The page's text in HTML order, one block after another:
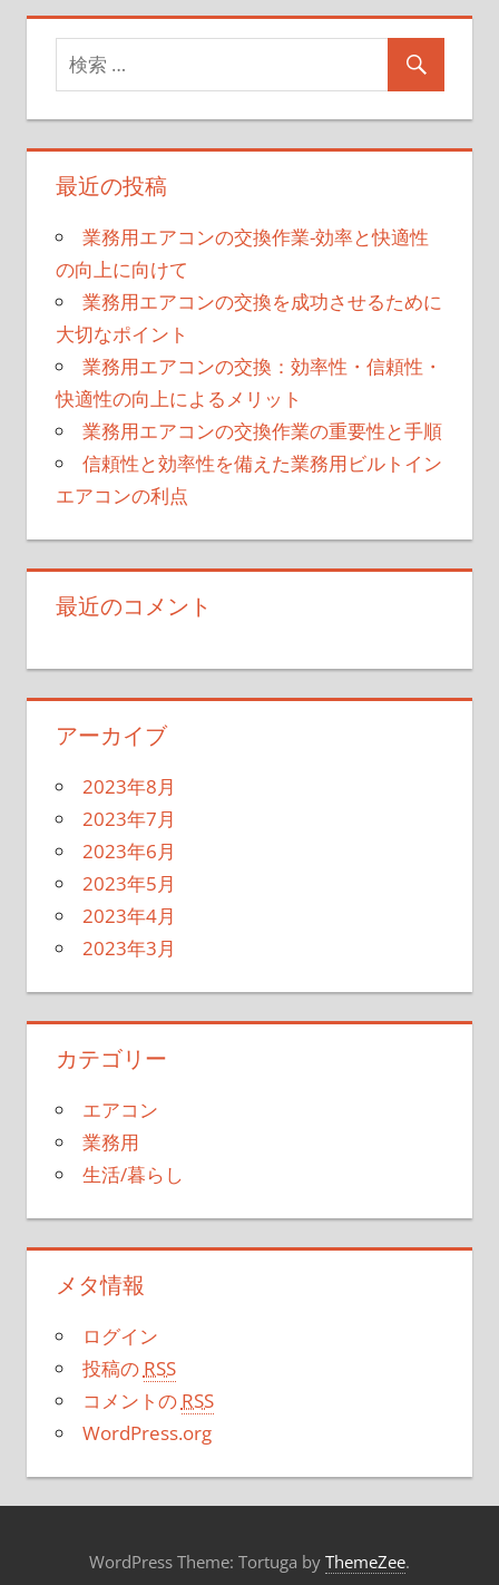
最近の投稿
業務用エアコンの交換作業-効率と快適性
の向上に向けて
業務用エアコンの交換を成功させるために
大切なポイント
業務用エアコンの交換：効率性・信頼性・
快適性の向上によるメリット
業務用エアコンの交換作業の重要性と手順
信頼性と効率性を備えた業務用ビルトイン
エアコンの利点
最近のコメント
アーカイブ
2023年8月
2023年7月
2023年6月
2023年5月
2023年4月
2023年3月
カテゴリー
エアコン
業務用
生活/暮らし
メタ情報
ログイン
投稿の RSS
コメントの RSS
WordPress.org
WordPress Theme: Tortuga by ThemeZee.